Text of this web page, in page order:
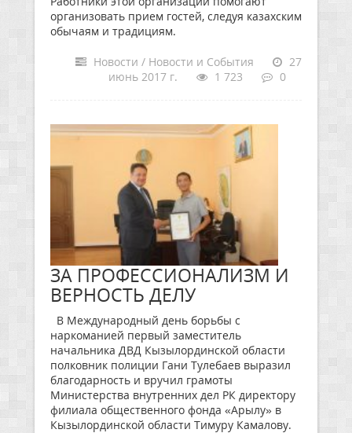
организовать прием гостей, следуя казахским
обычаям и традициям.
Новости / Новости и События
27
июнь 2017 г.
1 723 0
ЗА ПРОФЕССИОНАЛИЗМ И
ВЕРНОСТЬ ДЕЛУ
В Международный день борьбы с
наркоманией первый заместитель
начальника ДВД Кызылординской области
полковник полиции Гани Тулебаев выразил
благодарность и вручил грамоты
Министерства внутренних дел РК директору
филиала общественного фонда «Арылу» в
Кызылординской области Тимуру Камалову.